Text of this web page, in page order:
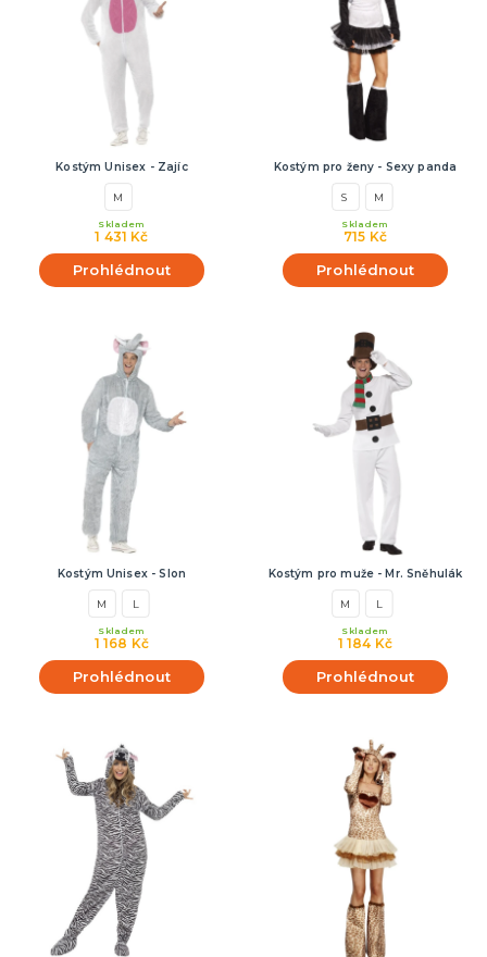
Kostým Unisex - Zajíc
M
1 431 Kč
Skladem
Prohlédnout
Kostým pro ženy - Sexy panda
S M
715 Kč
Skladem
Prohlédnout
Kostým Unisex - Slon
M L
1 168 Kč
Skladem
Prohlédnout
Kostým pro muže - Mr. Sněhulák
M L
1 184 Kč
Skladem
Prohlédnout